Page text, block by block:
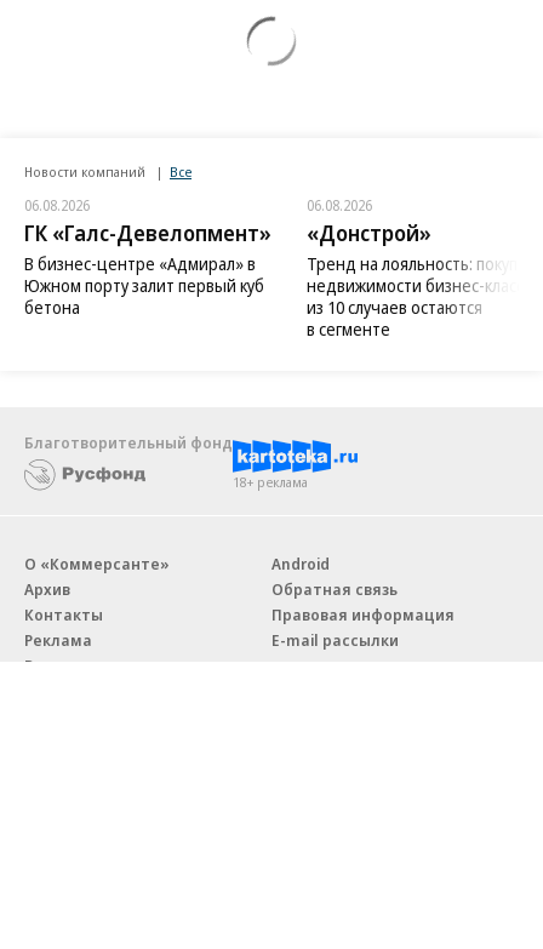
Новости компаний Все
06.08.2026
ГК «Галс-Девелопмент»
В бизнес-центре «Адмирал» в
Южном порту залит первый куб
бетона
06.08.2026
«Донстрой»
Тренд на лояльность:
недвижимости бизнес-класса
из 10 случаев остаются
в сегменте
Благотворительный фонд
18+ реклама
О «Коммерсанте»
Архив
Контакты
Реклама
Вакансии
Android
Обратная связь
Правовая информация
E-mail рассылки